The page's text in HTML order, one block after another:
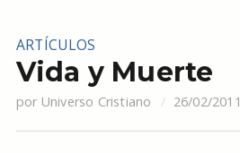
ARTÍCULOS
Vida y Muerte
por Universo Cristiano 26/02/2011